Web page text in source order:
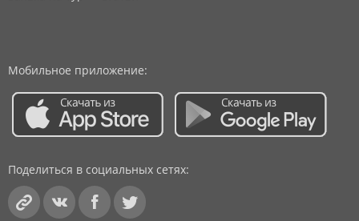
Мобильное приложение:
Поделиться в социальных сетях: